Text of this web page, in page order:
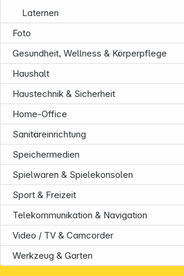
Laternen
Foto
Gesundheit, Wellness & Körperpflege
Haushalt
Haustechnik & Sicherheit
Home-Office
Sanitäreinrichtung
Speichermedien
Spielwaren & Spielekonsolen
Sport & Freizeit
Telekommunikation & Navigation
Video / TV & Camcorder
Werkzeug & Garten